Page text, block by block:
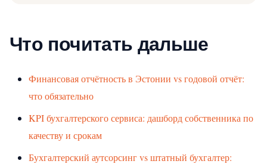
Что почитать дальше
Финансовая отчётность в Эстонии vs годовой отчёт:
что обязательно
KPI бухгалтерского сервиса: дашборд собственника по
качеству и срокам
Бухгалтерский аутсорсинг vs штатный бухгалтер: